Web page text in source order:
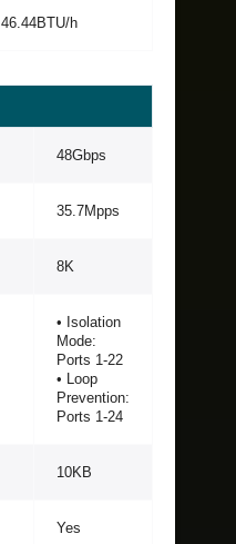
46.44BTU/h
48Gbps
35.7Mpps
8K
• Isolation
Mode:
Ports 1-22
• Loop
Prevention:
Ports 1-24
10KB
Yes